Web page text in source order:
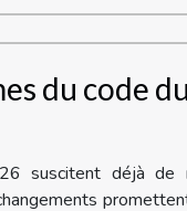
du code
suscitent déjà de